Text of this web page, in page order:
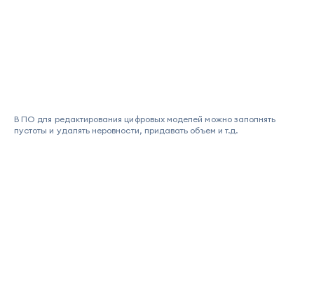
В ПО для редактирования цифровых моделей можно заполнять
пустоты и удалять неровности, придавать объем и т.д.